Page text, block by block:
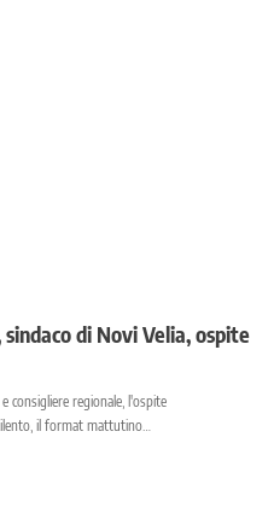
di Novi Velia, ospite
consigliere regionale, l'ospite
il format mattutino…